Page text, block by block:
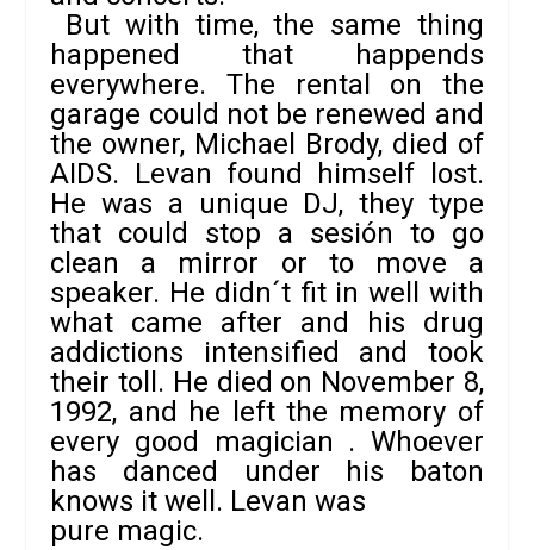
But with time, the same thing
happened that happends
everywhere. The rental on the
garage could not be renewed and
the owner, Michael Brody, died of
AIDS. Levan found himself lost.
He was a unique DJ, they type
that could stop a sesión to go
clean a mirror or to move a
speaker. He didn´t fit in well with
what came after and his drug
addictions intensified and took
their toll. He died on November 8,
1992, and he left the memory of
every good magician . Whoever
has danced under his baton
knows it well. Levan was
pure magic.